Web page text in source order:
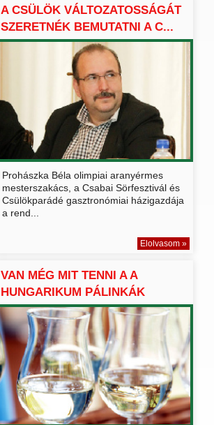
A CSÜLÖK VÁLTOZATOSSÁGÁT
SZERETNÉK BEMUTATNI A C...
Prohászka Béla olimpiai aranyérmes
mesterszakács, a Csabai Sörfesztivál és
Csülökparádé gasztronómiai házigazdája
a rend...
Elolvasom »
VAN MÉG MIT TENNI A A
HUNGARIKUM PÁLINKÁK
AUSZTR...